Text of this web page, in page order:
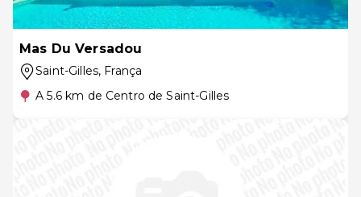
Mas Du Versadou
Saint-Gilles, França
A 5.6 km de Centro de Saint-Gilles